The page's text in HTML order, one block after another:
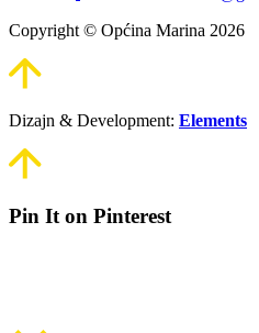
Copyright © Općina Marina 2026
Dizajn & Development: Elements
Pin It on Pinterest